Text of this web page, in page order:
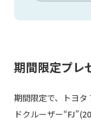
期間限定プレ
期間限定で、トヨタ
ドクルーザー